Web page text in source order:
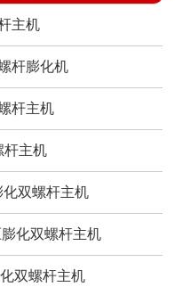
主机
杆膨化机
杆主机
杆主机
化双螺杆主机
膨化双螺杆主机
双螺杆主机